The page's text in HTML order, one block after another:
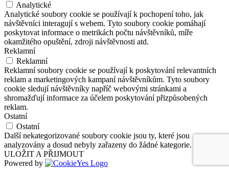
Analytické
Analytické soubory cookie se používají k pochopení toho, jak
návštěvníci interagují s webem. Tyto soubory cookie pomáhají
poskytovat informace o metrikách počtu návštěvníků, míře
okamžitého opuštění, zdroji návštěvnosti atd.
Reklamní
Reklamní
Reklamní soubory cookie se používají k poskytování relevantních
reklam a marketingových kampaní návštěvníkům. Tyto soubory
cookie sledují návštěvníky napříč webovými stránkami a
shromažďují informace za účelem poskytování přizpůsobených
reklam.
Ostatní
Ostatní
Další nekategorizované soubory cookie jsou ty, které jsou
analyzovány a dosud nebyly zařazeny do žádné kategorie.
ULOŽIT A PŘIJMOUT
Powered by